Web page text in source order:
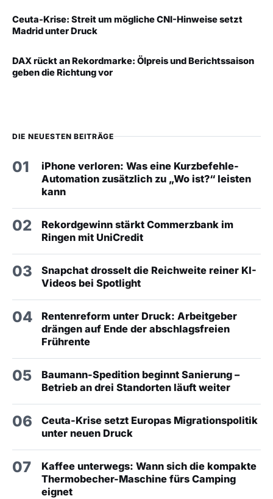
Ceuta-Krise: Streit um mögliche CNI-Hinweise setzt
Madrid unter Druck
DAX rückt an Rekordmarke: Ölpreis und Berichtssaison
geben die Richtung vor
DIE NEUESTEN BEITRÄGE
01
iPhone verloren: Was eine Kurzbefehle-
Automation zusätzlich zu „Wo ist?“ leisten
kann
02
Rekordgewinn stärkt Commerzbank im
Ringen mit UniCredit
03
Snapchat drosselt die Reichweite reiner KI-
Videos bei Spotlight
04
Rentenreform unter Druck: Arbeitgeber
drängen auf Ende der abschlagsfreien
Frührente
05
Baumann-Spedition beginnt Sanierung –
Betrieb an drei Standorten läuft weiter
06
Ceuta-Krise setzt Europas Migrationspolitik
unter neuen Druck
07
Kaffee unterwegs: Wann sich die kompakte
Thermobecher-Maschine fürs Camping
eignet